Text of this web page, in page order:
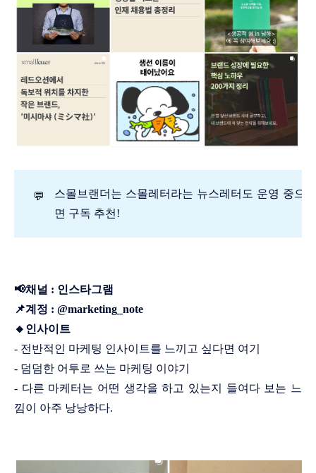
💬
스몰브랜더는 스몰레터라는 뉴스레터도 운영 중으
면 구독 추천!
📢채널 : 인스타그램
📌계정 : @marketing_note
🔸인사이트
- 전반적인 마케팅 인사이트를 느끼고 싶다면 여기
- 덤덤한 어투로 쓰는 마케팅 이야기
- 다른 마케터는 어떤 생각을 하고 있는지 들여다 보는 느
낌이 아주 낭낭하다.